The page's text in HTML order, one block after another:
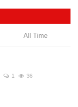
All Time
1 36